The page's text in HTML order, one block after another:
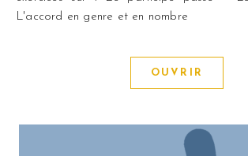
L'accord en genre et en nombre
OUVRIR